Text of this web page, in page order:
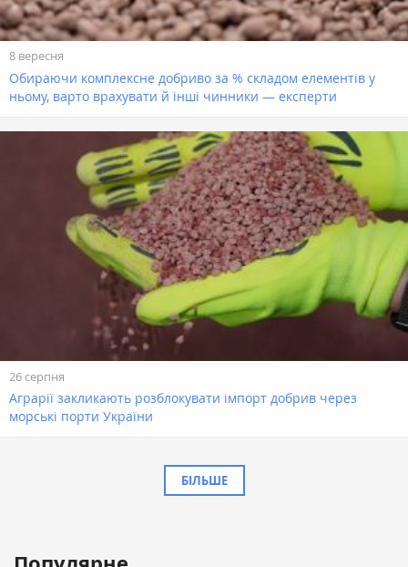
8 вересня
Обираючи комплексне добриво за % складом елементів у
ньому, варто врахувати й інші чинники — експерти
26 серпня
Аграрії закликають розблокувати імпорт добрив через
морські порти України
БІЛЬШЕ